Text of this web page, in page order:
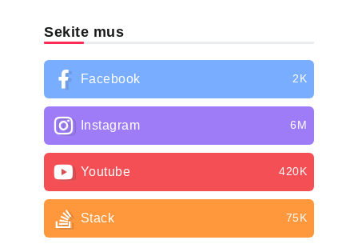
Sekite mus
Facebook 2K
Instagram 6M
Youtube 420K
Stack 75K